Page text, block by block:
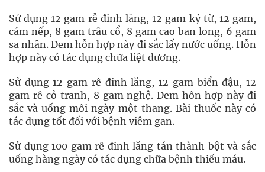
Sử dụng 12 gam rễ đinh lăng, 12 gam kỷ từ, 12 gam,
cám nếp, 8 gam trâu cổ, 8 gam cao ban long, 6 gam
sa nhân. Đem hỗn hợp này đi sắc lấy nước uống. Hỗn
hợp này có tác dụng chữa liệt dương.
Sử dụng 12 gam rễ đinh lăng, 12 gam biển đậu, 12
gam rễ cỏ tranh, 8 gam nghệ. Đem hỗn hợp này đi
sắc và uống mỗi ngày một thang. Bài thuốc này có
tác dụng tốt đối với bệnh viêm gan.
Sử dụng 100 gam rễ đinh lăng tán thành bột và sắc
uống hàng ngày có tác dụng chữa bệnh thiếu máu.